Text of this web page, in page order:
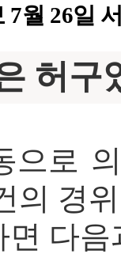
7월 26일
허구
으로
의 경
면 다